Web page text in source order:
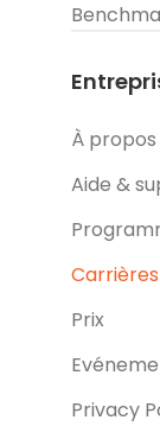
À propos
Aide &
Carrières
Prix
Privacy